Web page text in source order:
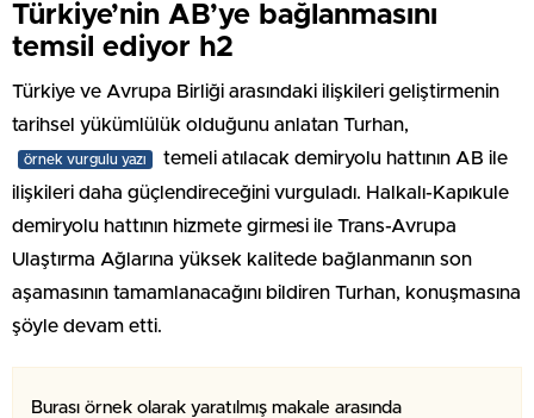
Türkiye’nin AB’ye bağlanmasını
temsil ediyor h2
Türkiye ve Avrupa Birliği arasındaki ilişkileri geliştirmenin
tarihsel yükümlülük olduğunu anlatan Turhan,
örnek vurgulu yazı
temeli atılacak demiryolu hattının AB ile
ilişkileri daha güçlendireceğini vurguladı. Halkalı-Kapıkule
demiryolu hattının hizmete girmesi ile Trans-Avrupa
Ulaştırma Ağlarına yüksek kalitede bağlanmanın son
aşamasının tamamlanacağını bildiren Turhan, konuşmasına
şöyle devam etti.
Burası örnek olarak yaratılmış makale arasında